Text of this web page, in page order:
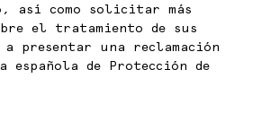
así como solicitar más
el tratamiento de sus
a presentar una reclamación
española de Protección de